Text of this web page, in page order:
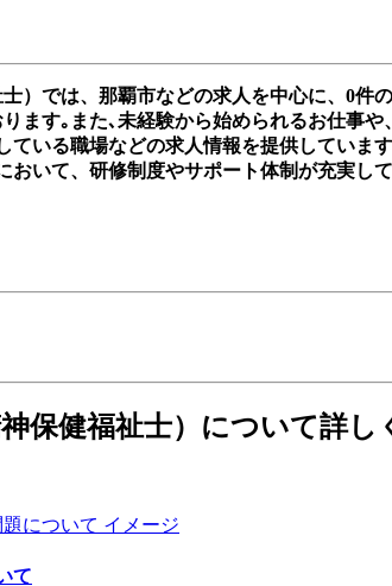
）では、那覇市などの求人を中心に、0件
ます｡また､未経験から始められるお仕事
ている職場などの求人情報を提供してい
いて、研修制度やサポート体制が充実し
保健福祉士）について詳し
て